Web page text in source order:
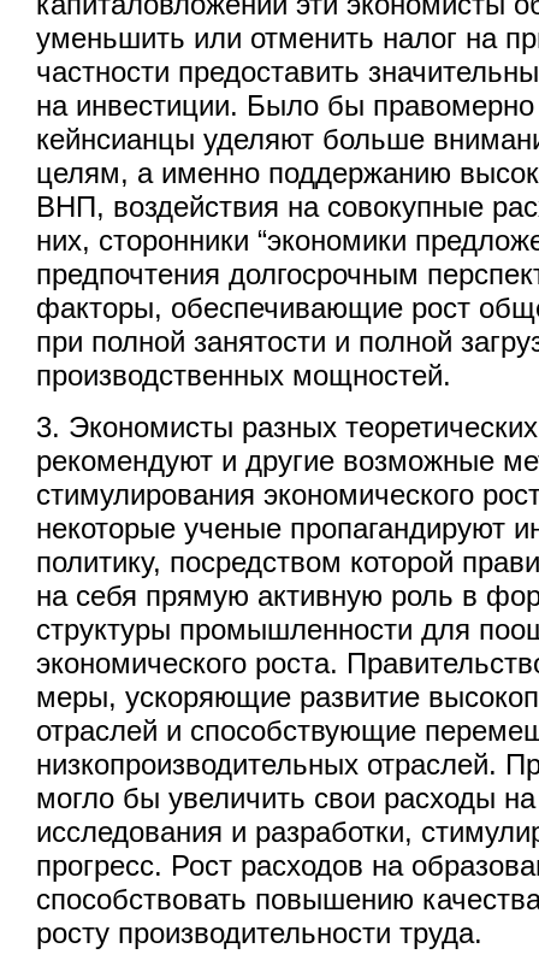
уменьшить или отменить налог на
частности предоставить
на инвестиции. Было бы правомерно
кейнсианцы уделяют больше
целям, а именно поддержанию
ВНП, воздействия на совокупные
них, сторонники “экономики
предпочтения долгосрочным
факторы, обеспечивающие рост
при полной занятости и полной
производственных мощностей.
3. Экономисты разных
рекомендуют и другие возможные
стимулирования экономического
некоторые ученые пропагандируют
политику, посредством которой
на себя прямую активную роль в
структуры промышленности для
экономического роста.
меры, ускоряющие развитие
отраслей и способствующие
низкопроизводительных отраслей.
могло бы увеличить свои расходы
исследования и разработки,
прогресс. Рост расходов на
способствовать повышению
росту производительности труда.